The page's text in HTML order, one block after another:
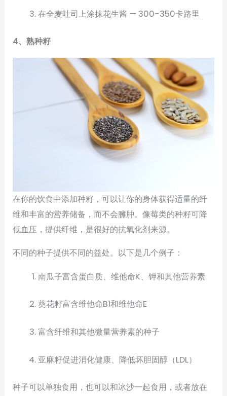
在全麦吐司上涂抹花生酱 — 300-350卡路里
4、熟种籽
在你的饮食中添加种籽，可以让你的身体获得适量的纤
维和丰富的营养储备，而不会臃肿。像莓类的种籽可降
低血压，提供纤维，是很好的抗氧化剂来源。
不同的种子提供不同的益处。以下是几个例子：
南瓜子富含蛋白质、维他命K、钾和其他营养素
葵花籽富含维他命B1和维他命E
富含纤维和其他微量营养素的种子
亚麻籽促进消化健康、降低坏胆固醇（LDL）
种子可以单独食用，也可以和冰沙一起食用，或者放在